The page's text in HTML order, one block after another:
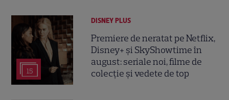
15
DISNEY PLUS
Premiere de neratat pe Netflix,
Disney+ și SkyShowtime în
august: seriale noi, filme de
colecție și vedete de top